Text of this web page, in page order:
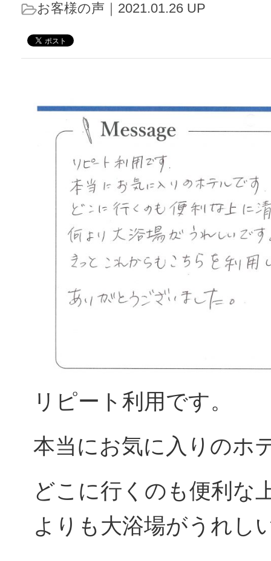
お客様の声 ｜2021.01.26 UP
リピート利用です。
本当にお気に入りのホ
どこに行くのも便利な
よりも大浴場がうれし